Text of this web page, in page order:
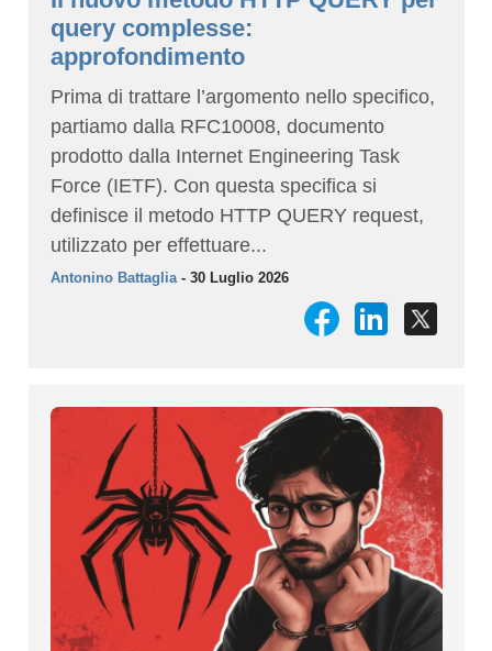
query complesse:
approfondimento
Prima di trattare l’argomento nello specifico,
partiamo dalla RFC10008, documento
prodotto dalla Internet Engineering Task
Force (IETF). Con questa specifica si
definisce il metodo HTTP QUERY request,
utilizzato per effettuare...
Antonino Battaglia- 30 Luglio 2026